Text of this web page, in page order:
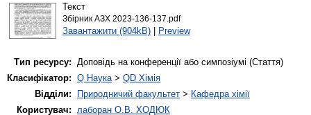
Текст
Збірник АЗХ 2023-136-137.pdf
Завантажити (904kB)| Preview
Тип ресурсу: Доповідь на конференції або симпозіумі (Стаття)
Класифікатор: Q Наука> QD Хімія
Відділи:
Природничий факультет > Кафедра хімії
Користувач: лаборан О.В. ХОДЮК